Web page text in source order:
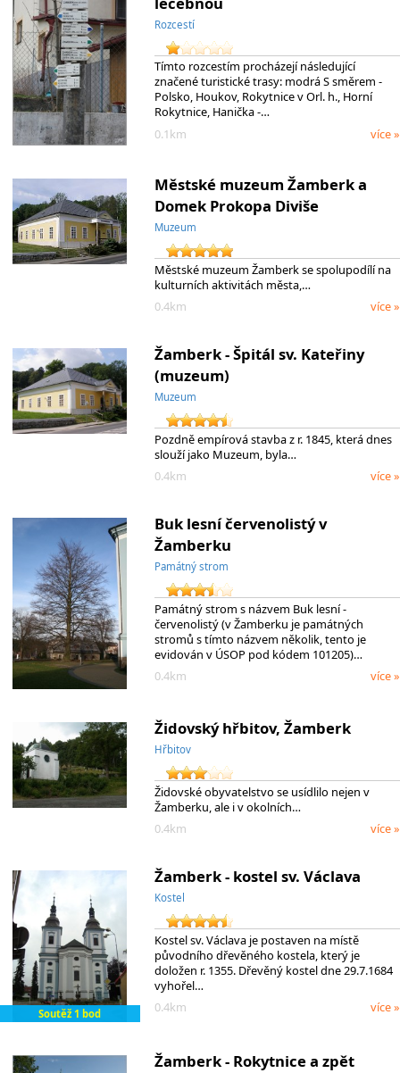
Rozcestí
Tímto rozcestím procházejí následující
značené turistické trasy: modrá S směrem -
Polsko, Houkov, Rokytnice v Orl. h., Horní
Rokytnice, Hanička -…
0.1km
více »
Městské muzeum Žamberk a
Domek Prokopa Diviše
Muzeum
Městské muzeum Žamberk se spolupodílí na
kulturních aktivitách města,…
0.4km
více »
Žamberk - Špitál sv. Kateřiny
(muzeum)
Muzeum
Pozdně empírová stavba z r. 1845, která dnes
slouží jako Muzeum, byla…
0.4km
více »
Buk lesní červenolistý v
Žamberku
Památný strom
Památný strom s názvem Buk lesní -
červenolistý (v Žamberku je památných
stromů s tímto názvem několik, tento je
evidován v ÚSOP pod kódem 101205)…
0.4km
více »
Židovský hřbitov, Žamberk
Hřbitov
Židovské obyvatelstvo se usídlilo nejen v
Žamberku, ale i v okolních…
0.4km
více »
Soutěž 1 bod
Žamberk - kostel sv. Václava
Kostel
Kostel sv. Václava je postaven na místě
původního dřevěného kostela, který je
doložen r. 1355. Dřevěný kostel dne 29.7.1684
vyhořel…
0.4km
více »
Žamberk - Rokytnice a zpět